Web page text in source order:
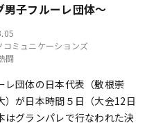
男子フルーレ団体～
コミュニケーションズ
闘
団体の日本代表（敷根崇
が日本時間５日（大会12日
はグランパレで行なわれた決